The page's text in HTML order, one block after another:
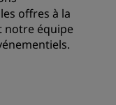
offres à la
notre équipe